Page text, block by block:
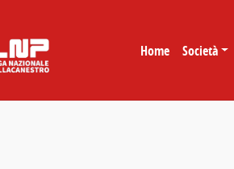
Home Società